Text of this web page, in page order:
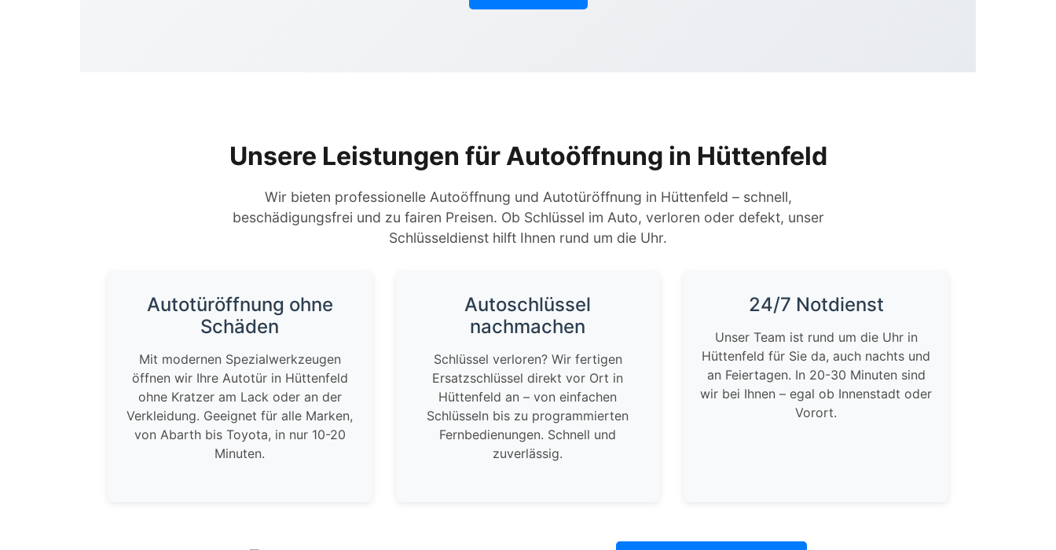
Unsere Leistungen für Autoöffnung in Hüttenfeld
Wir bieten professionelle Autoöffnung und Autotüröffnung in Hüttenfeld – schnell,
beschädigungsfrei und zu fairen Preisen. Ob Schlüssel im Auto, verloren oder defekt, unser
Schlüsseldienst hilft Ihnen rund um die Uhr.
Autotüröffnung ohne
Schäden
Mit modernen Spezialwerkzeugen
öffnen wir Ihre Autotür in Hüttenfeld
ohne Kratzer am Lack oder an der
Verkleidung. Geeignet für alle Marken,
von Abarth bis Toyota, in nur 10-20
Minuten.
Autoschlüssel
nachmachen
Schlüssel verloren? Wir fertigen
Ersatzschlüssel direkt vor Ort in
Hüttenfeld an – von einfachen
Schlüsseln bis zu programmierten
Fernbedienungen. Schnell und
zuverlässig.
24/7 Notdienst
Unser Team ist rund um die Uhr in
Hüttenfeld für Sie da, auch nachts und
an Feiertagen. In 20-30 Minuten sind
wir bei Ihnen – egal ob Innenstadt oder
Vorort.